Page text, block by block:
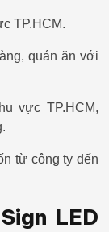
TP.HCM.
quán ăn với
vực TP.HCM,
từ công ty đến
LED